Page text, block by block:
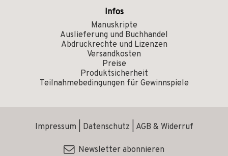
Infos
Manuskripte
Auslieferung und Buchhandel
Abdruckrechte und Lizenzen
Versandkosten
Preise
Produktsicherheit
Teilnahmebedingungen für Gewinnspiele
Impressum Datenschutz AGB & Widerruf
Newsletter abonnieren